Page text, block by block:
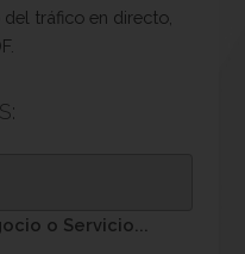
tráfico en directo,
o Servicio...